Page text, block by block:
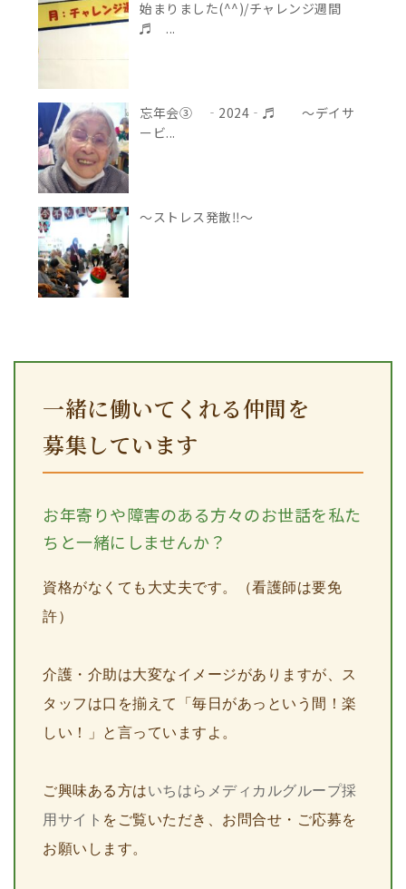
始まりました(^^)/チャレンジ週間
♬ ...
忘年会③ ‐2024‐♬ ～デイサ
ービ...
～ストレス発散‼～
一緒に働いてくれる仲間を
募集しています
お年寄りや障害のある方々のお世話を私た
ちと一緒にしませんか？
資格がなくても大丈夫です。（看護師は要免
許）
介護・介助は大変なイメージがありますが、ス
タッフは口を揃えて「毎日があっという間！楽
しい！」と言っていますよ。
ご興味ある方はいちはらメディカルグループ採
用サイト をご覧いただき、お問合せ・ご応募を
お願いします。